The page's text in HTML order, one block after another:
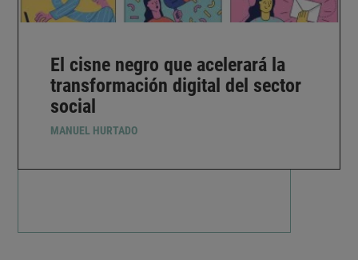
El cisne negro que acelerará la
transformación digital del sector
social
MANUEL HURTADO